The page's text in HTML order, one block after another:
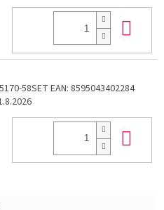
58SET EAN: 8595043402284